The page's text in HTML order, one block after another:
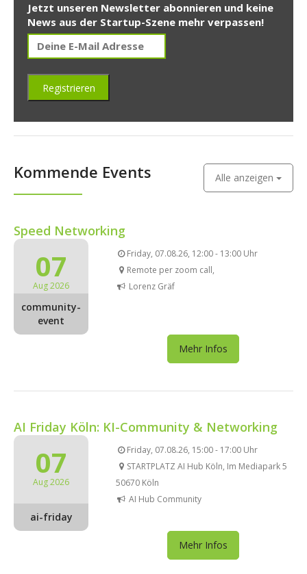
Jetzt unseren Newsletter abonnieren und keine
News aus der Startup-Szene mehr verpassen!
Kommende Events Alle anzeigen
Speed Networking
07
Aug 2026
community-
event
Friday, 07.08.26, 12:00 - 13:00 Uhr
Remote per zoom call,
Lorenz Gräf
Mehr Infos
AI Friday Köln: KI-Community & Networking
07
Aug 2026
ai-friday
Friday, 07.08.26, 15:00 - 17:00 Uhr
STARTPLATZ AI Hub Köln, Im Mediapark 5
50670 Köln
AI Hub Community
Mehr Infos